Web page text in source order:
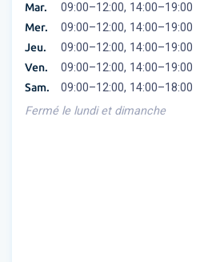
Mar. 09:00–12:00, 14:00–19:00
Mer. 09:00–12:00, 14:00–19:00
Jeu. 09:00–12:00, 14:00–19:00
Ven. 09:00–12:00, 14:00–19:00
Sam.
09:00–12:00, 14:00–18:00
Fermé le lundi et dimanche